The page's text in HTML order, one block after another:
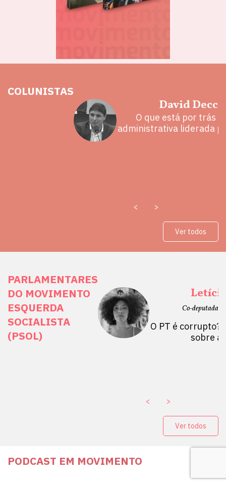
COLUNISTAS
David
O que está por trás
administrativa liderada
< >
Ver todos
PARLAMENTARES
DO MOVIMENTO
ESQUERDA
SOCIALISTA
(PSOL)
Direitos
do Sul, SP)
Mulheres por +
Público abre
Co-deputada
O PT é corrupto?
sobre a
< >
Ver todos
PODCAST EM MOVIMENTO